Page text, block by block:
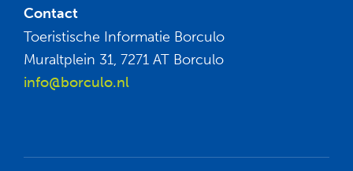
Contact
Toeristische Informatie Borculo
Muraltplein 31, 7271 AT Borculo
info@borculo.nl